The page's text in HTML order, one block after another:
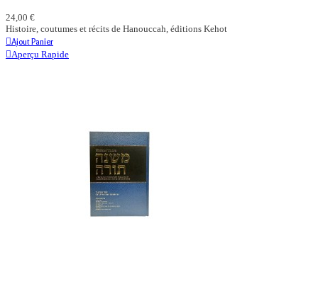
24,00 €
Histoire, coutumes et récits de Hanouccah, éditions Kehot
Ajout Panier
Aperçu Rapide